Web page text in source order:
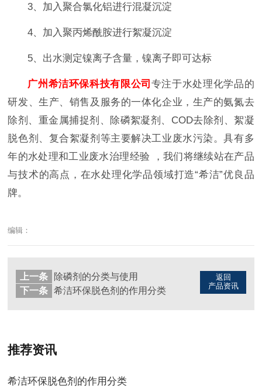
3、加入聚合氯化铝进行混凝沉淀
4、加入聚丙烯酰胺进行絮凝沉淀
5、出水测定镍离子含量，镍离子即可达标
广州希洁环保科技有限公司 专注于水处理化学品的
研发、生产、销售及服务的一体化企业，生产的氨氮去
除剂、重金属捕捉剂、除磷絮凝剂、COD去除剂、絮凝
脱色剂、复合絮凝剂等主要解决工业废水污染。具有多
年的水处理和工业废水治理经验 ，我们将继续站在产品
与技术的高点，在水处理化学品领域打造“希洁”优良品
牌。
编辑：
返回
产品资讯
上一条
除磷剂的分类与使用
下一条
希洁环保脱色剂的作用分类
推荐资讯
希洁环保脱色剂的作用分类